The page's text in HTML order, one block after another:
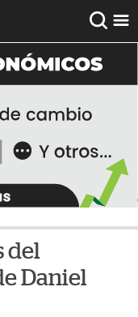
del
Daniel